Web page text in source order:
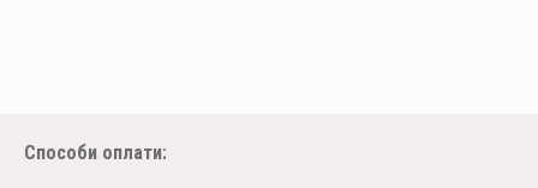
Способи оплати: